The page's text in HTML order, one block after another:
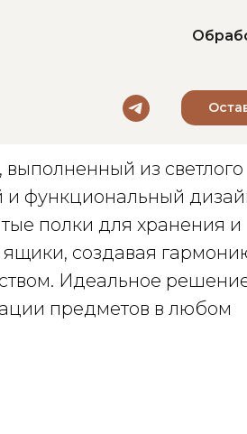
из светлого
функциональный
полки для хранения и
создавая
Идеальное
предметов в любом